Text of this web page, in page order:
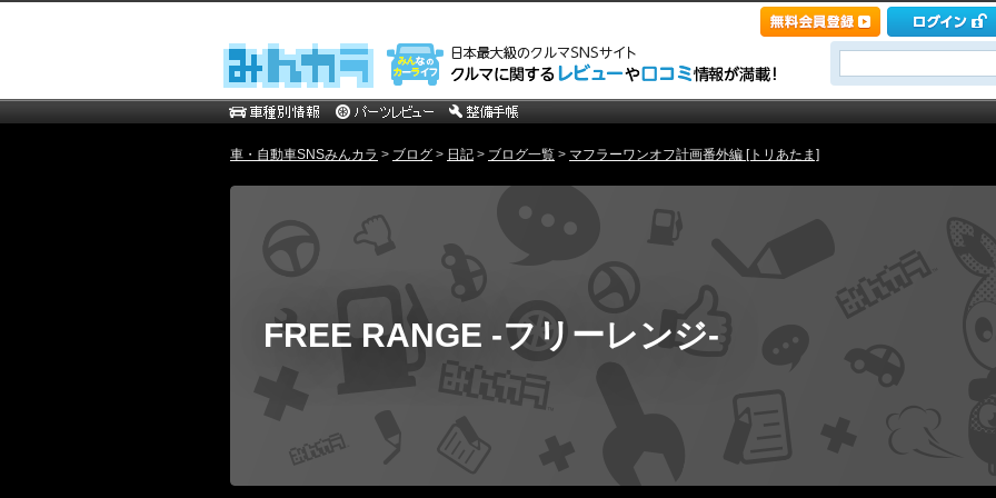
車・自動車SNSみんカラ > ブログ > 日記 > ブログ一覧 > マフラーワンオフ計画番外編 [トリあたま]
FREE RANGE -フリーレンジ-